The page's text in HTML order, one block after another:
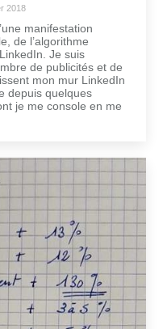
2018
manifestation
de l’algorithme
Je suis
de publicités et de
mon mur LinkedIn
depuis quelques
je me console en me